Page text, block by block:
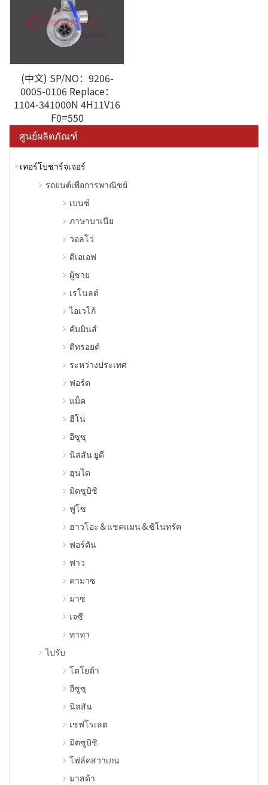
(中文) SP/NO：9206-
0005-0106 Replace：
1104-341000N 4H11V16
F0=550
ศูนย์ผลิตภัณฑ์
เทอร์โบชาร์จเจอร์
รถยนต์เพื่อการพาณิชย์
เบนซ์
ภาษาบาเนีย
วอลโว่
ดีเอเอฟ
ผู้ชาย
เรโนลต์
ไอเวโก้
คัมมินส์
ดีทรอยต์
ระหว่างประเทศ
ฟอร์ด
แม็ค
ฮีโน่
อีซูซุ
นิสสัน ยูดี
ฮุนได
มิตซูบิชิ
ฟูโซ
ฮาวโอะ＆แชคแมน＆ซิโนทรัค
ฟอร์ตัน
ฟาว
คามาซ
มาซ
เจซี
ทาทา
ไปรับ
โตโยต้า
อีซูซุ
นิสสัน
เชฟโรเลต
มิตซูบิชิ
โฟล์คสวาเกน
มาสด้า